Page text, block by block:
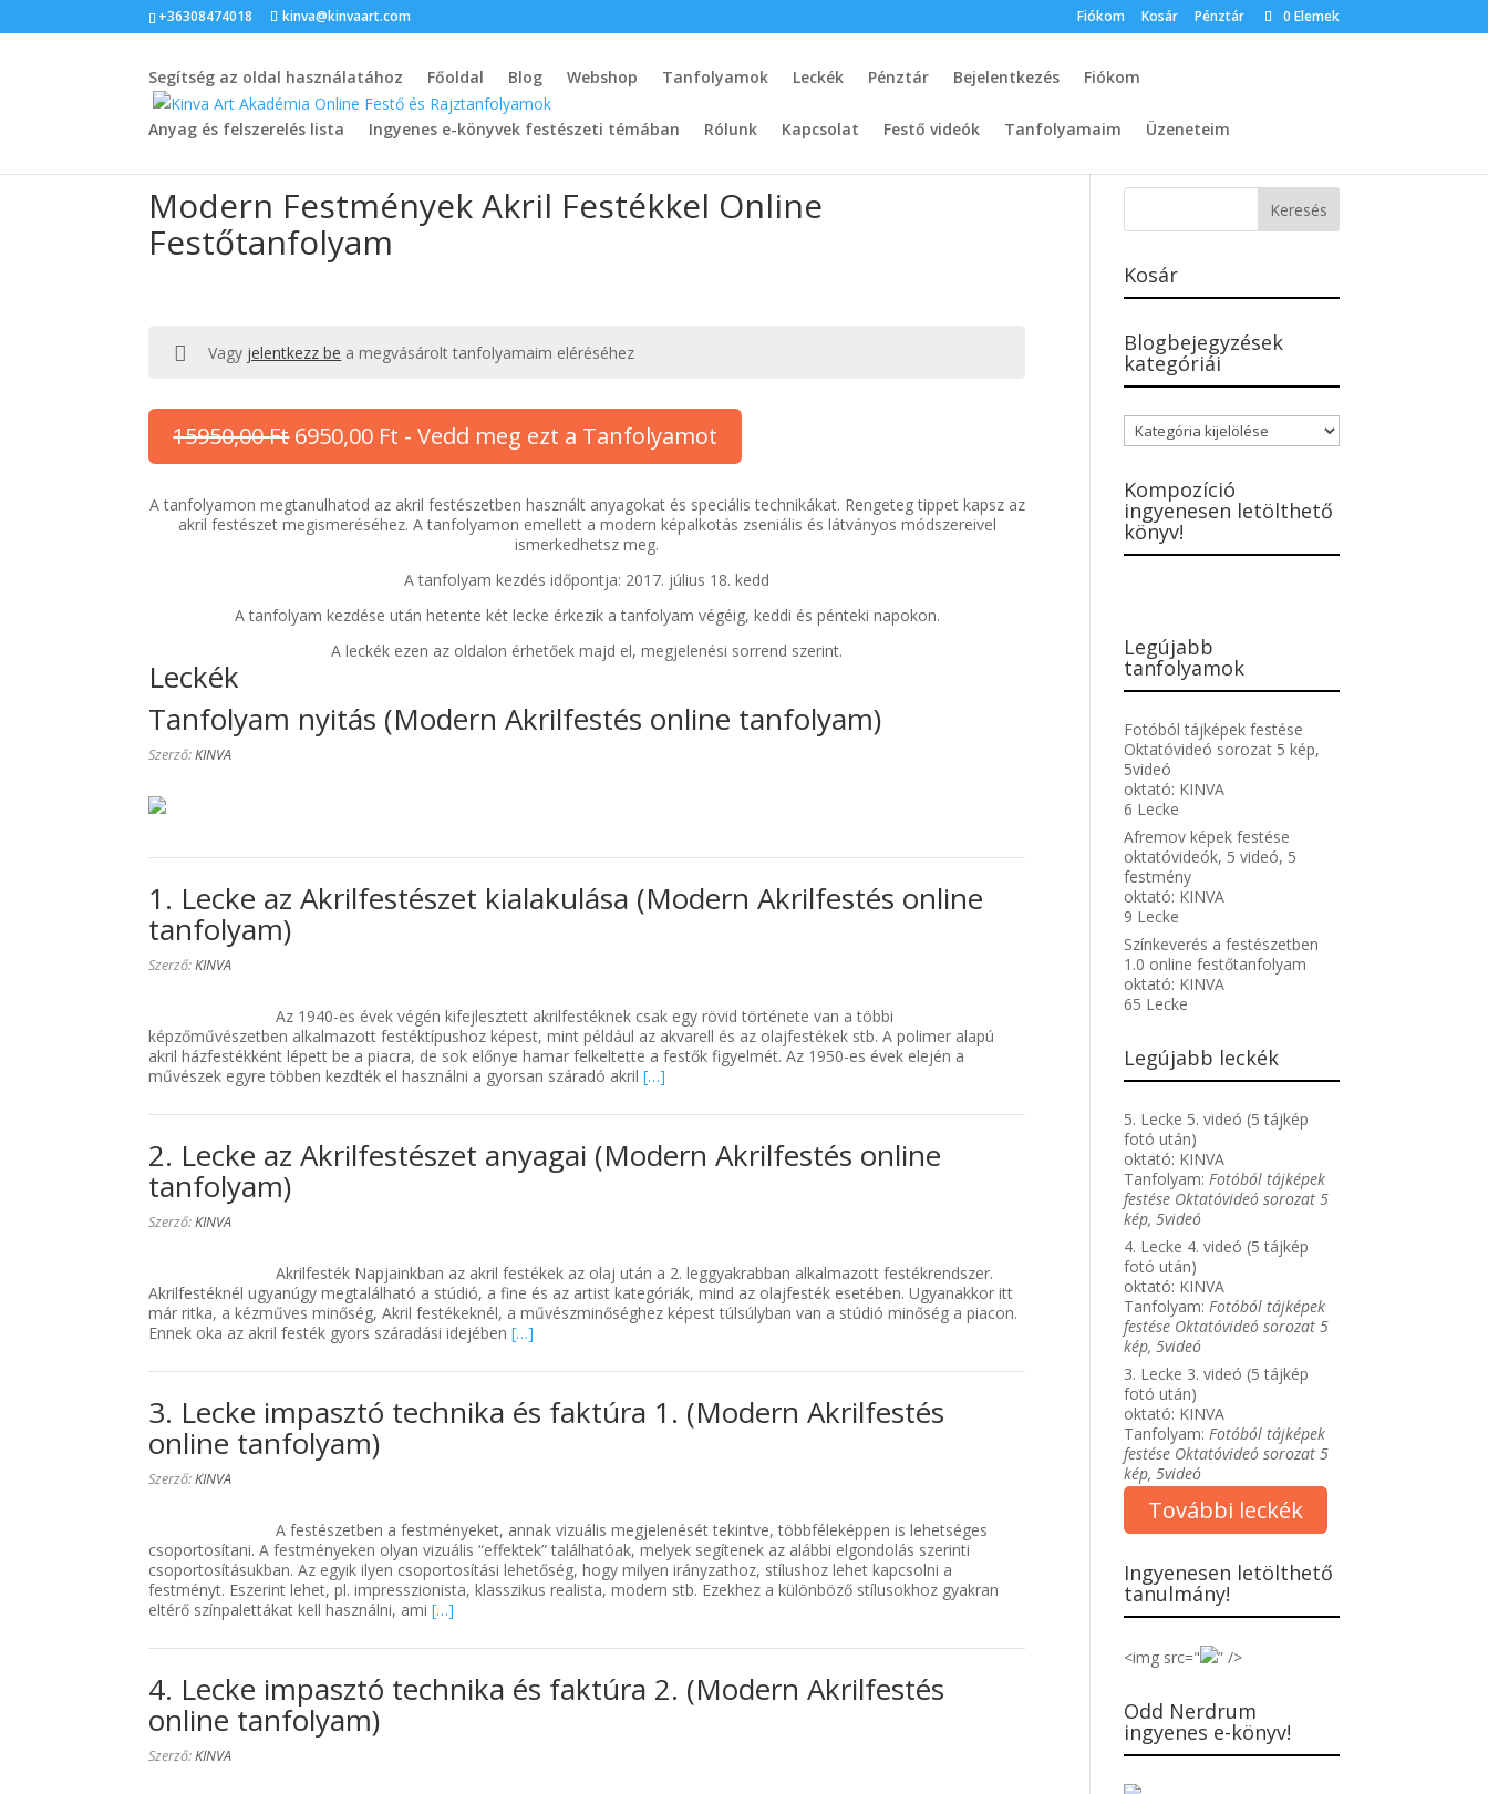
+36308474018 kinva@kinvaart.com Fiókom Kosár Pénztár 0 Elemek
Segítség az oldal használatához Főoldal Blog Webshop Tanfolyamok Leckék Pénztár Bejelentkezés Fiókom
Anyag és felszerelés lista Ingyenes e-könyvek festészeti témában Rólunk Kapcsolat Festő videók Tanfolyamaim Üzeneteim
Modern Festmények Akril Festékkel Online
Festőtanfolyam
Vagy jelentkezz be a megvásárolt tanfolyamaim eléréséhez
15950,00Ft Original
price
was:
6950,00 Ft Current
price
is:
- Vedd meg ezt a Tanfolyamot
A tanfolyamon megtanulhatod az akril festészetben használt anyagokat és speciális technikákat. Rengeteg tippet kapsz az
akril festészet megismeréséhez. A tanfolyamon emellett a modern képalkotás zseniális és látványos módszereivel
ismerkedhetsz meg.
A tanfolyam kezdés időpontja: 2017. július 18. kedd
A tanfolyam kezdése után hetente két lecke érkezik a tanfolyam végéig, keddi és pénteki napokon.
A leckék ezen az oldalon érhetőek majd el, megjelenési sorrend szerint.
Leckék
Tanfolyam nyitás (Modern Akrilfestés online tanfolyam)
Szerző:KINVA
1. Lecke az Akrilfestészet kialakulása (Modern Akrilfestés online
tanfolyam)
Szerző:KINVA
Az 1940-es évek végén kifejlesztett akrilfestéknek csak egy rövid története van a többi
képzőművészetben alkalmazott festéktípushoz képest, mint például az akvarell és az olajfestékek stb. A polimer alapú
akril házfestékként lépett be a piacra, de sok előnye hamar felkeltette a festők figyelmét. Az 1950-es évek elején a
művészek egyre többen kezdték el használni a gyorsan száradó akril[…]
2. Lecke az Akrilfestészet anyagai (Modern Akrilfestés online
tanfolyam)
Szerző:KINVA
Akrilfesték Napjainkban az akril festékek az olaj után a 2. leggyakrabban alkalmazott festékrendszer.
Akrilfestéknél ugyanúgy megtalálható a stúdió, a fine és az artist kategóriák, mind az olajfesték esetében. Ugyanakkor itt
már ritka, a kézműves minőség, Akril festékeknél, a művészminőséghez képest túlsúlyban van a stúdió minőség a piacon.
Ennek oka az akril festék gyors száradási idejében[…]
3. Lecke impasztó technika és faktúra 1. (Modern Akrilfestés
online tanfolyam)
Szerző:KINVA
A festészetben a festményeket, annak vizuális megjelenését tekintve, többféleképpen is lehetséges
csoportosítani. A festményeken olyan vizuális “effektek” találhatóak, melyek segítenek az alábbi elgondolás szerinti
csoportosításukban. Az egyik ilyen csoportosítási lehetőség, hogy milyen irányzathoz, stílushoz lehet kapcsolni a
festményt. Eszerint lehet, pl. impresszionista, klasszikus realista, modern stb. Ezekhez a különböző stílusokhoz gyakran
eltérő színpalettákat kell használni, ami[…]
4. Lecke impasztó technika és faktúra 2. (Modern Akrilfestés
online tanfolyam)
Szerző:KINVA
Kosár
Blogbejegyzések
kategóriái
Blogbejegyzések
kategóriái
Kompozíció
ingyenesen letölthető
könyv!
Legújabb
tanfolyamok
Fotóból tájképek festése
Oktatóvideó sorozat 5 kép,
5videó
oktató: KINVA
6 Lecke
Afremov képek festése
oktatóvideók, 5 videó, 5
festmény
oktató: KINVA
9 Lecke
Színkeverés a festészetben
1.0 online festőtanfolyam
oktató: KINVA
65 Lecke
Legújabb leckék
5. Lecke 5. videó (5 tájkép
fotó után)
oktató: KINVA
Tanfolyam:Fotóból tájképek
festése Oktatóvideó sorozat 5
kép, 5videó
4. Lecke 4. videó (5 tájkép
fotó után)
oktató: KINVA
Tanfolyam:Fotóból tájképek
festése Oktatóvideó sorozat 5
kép, 5videó
3. Lecke 3. videó (5 tájkép
fotó után)
oktató: KINVA
Tanfolyam:Fotóból tájképek
festése Oktatóvideó sorozat 5
kép, 5videó
További leckék
Ingyenesen letölthető
tanulmány!
<img src=" ” />
Odd Nerdrum
ingyenes e-könyv!